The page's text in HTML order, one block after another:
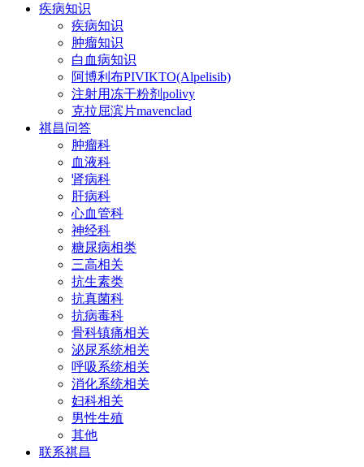
疾病知识
疾病知识
肿瘤知识
白血病知识
阿博利布PIVIKTO(Alpelisib)
注射用冻干粉剂polivy
克拉屈滨片mavenclad
祺昌问答
肿瘤科
血液科
肾病科
肝病科
心血管科
神经科
糖尿病相类
三高相关
抗生素类
抗真菌科
抗病毒科
骨科镇痛相关
泌尿系统相关
呼吸系统相关
消化系统相关
妇科相关
男性生殖
其他
联系祺昌